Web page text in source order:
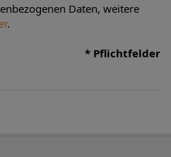
Daten, weitere
.
* Pflichtfelder